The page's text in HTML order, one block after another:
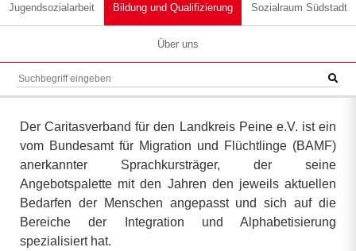
Jugendsozialarbeit Bildung und Qualifizierung Sozialraum Südstadt
Über uns
Der Caritasverband für den Landkreis Peine e.V. ist ein
vom Bundesamt für Migration und Flüchtlinge (BAMF)
anerkannter Sprachkursträger, der seine
Angebotspalette mit den Jahren den jeweils aktuellen
Bedarfen der Menschen angepasst und sich auf die
Bereiche der Integration und Alphabetisierung
spezialisiert hat.